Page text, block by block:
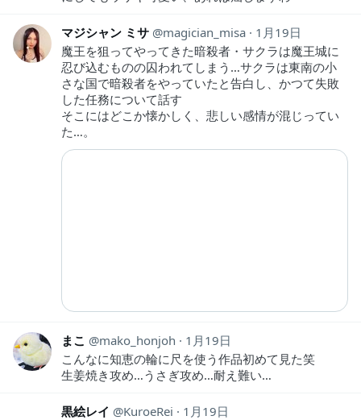
マジシャン ミサ magician_misa
1月19日
魔王を狙ってやってきた暗殺者・サクラは魔王城に
忍び込むものの囚われてしまう…サクラは東南の小
さな国で暗殺者をやっていたと告白し、かつて失敗
した任務について話す
そこにはどこか懐かしく、悲しい感情が混じってい
た…。
まこ mako_honjoh
1月19日
こんなに知恵の輪に尺を使う作品初めて見た笑
生姜焼き攻め…うさぎ攻め…耐え難い…
黒絵レイ KuroeRei
1月19日